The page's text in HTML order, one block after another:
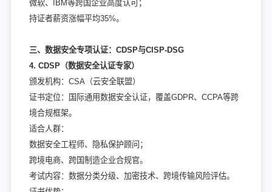
微软、IBM等跨国企业高度认可；
持证者薪资涨幅平均35%。
三、数据安全专项认证：CDSP与CISP-DSG
4. CDSP（数据安全认证专家）
颁发机构：CSA（云安全联盟）
证书定位：国际通用数据安全认证，覆盖GDPR、CCPA等跨
境合规框架。
适合人群：
数据安全工程师、隐私保护顾问；
跨境电商、跨国制造企业合规官。
考试内容：数据分类分级、加密技术、跨境传输风险评估。